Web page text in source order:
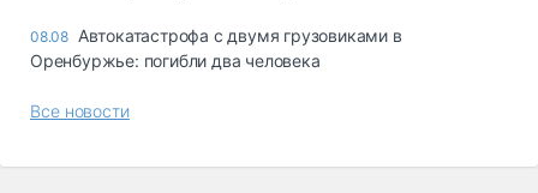
08.08 Автокатастрофа с двумя грузовиками в
Оренбуржье: погибли два человека
Все новости